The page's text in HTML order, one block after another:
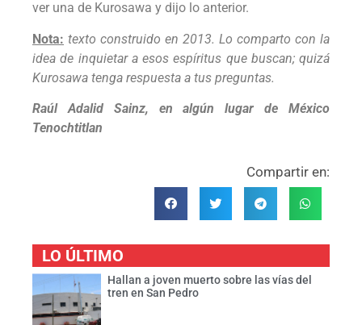
ver una de Kurosawa y dijo lo anterior.
Nota: texto construido en 2013. Lo comparto con la
idea de inquietar a esos espíritus que buscan; quizá
Kurosawa tenga respuesta a tus preguntas.
Raúl Adalid Sainz, en algún lugar de México
Tenochtitlan
Compartir en:
LO ÚLTIMO
Hallan a joven muerto sobre las vías del
tren en San Pedro